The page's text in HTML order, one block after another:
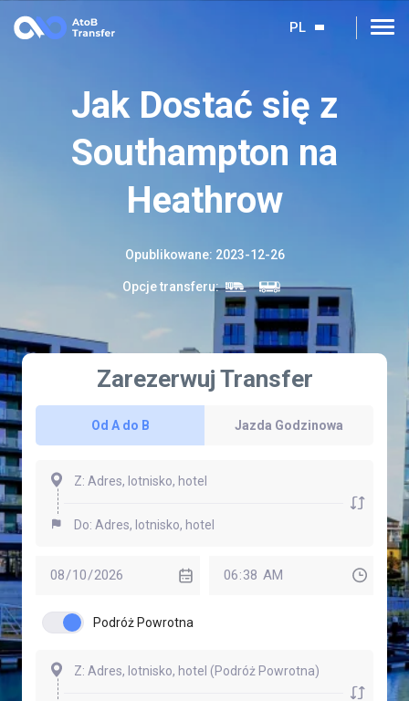
PL
Jak Dostać się z
Southampton na
Heathrow
Opublikowane: 2023-12-26
Opcje transferu:
Zarezerwuj Transfer
Od A do B Jazda Godzinowa
Podróż Powrotna